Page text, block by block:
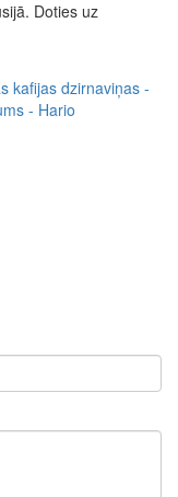
Doties uz
kafijas dzirnaviņas -
- Hario